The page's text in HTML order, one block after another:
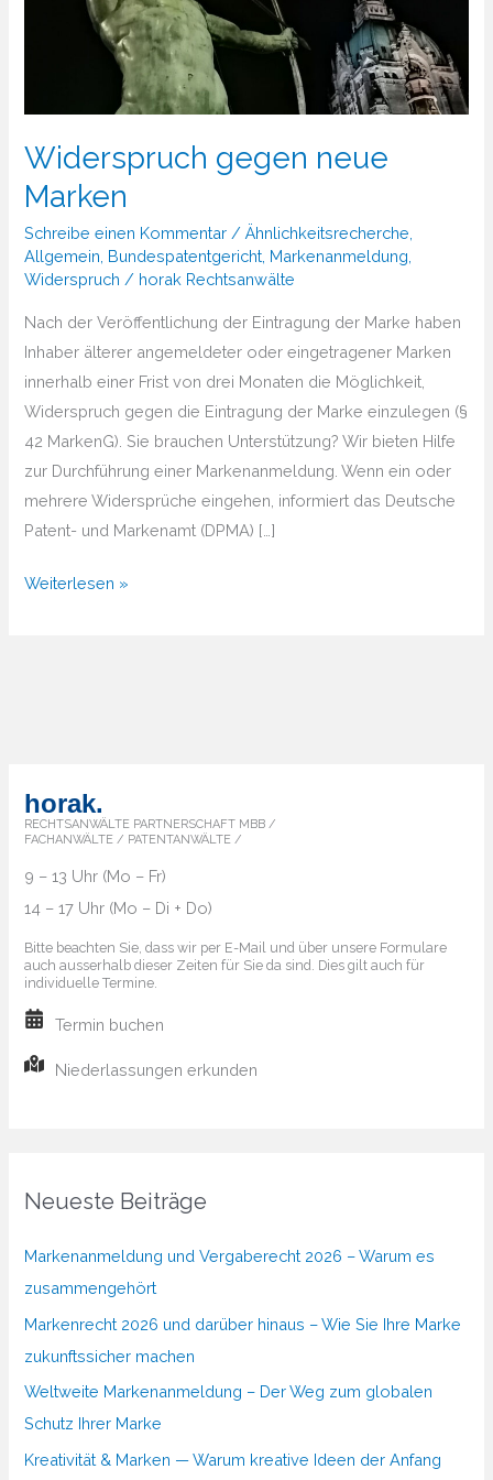
Widerspruch gegen neue
Marken
Schreibe einen Kommentar /Ähnlichkeitsrecherche
Allgemein Bundespatentgericht Markenanmeldung
Widerspruch / horak Rechtsanwälte
Nach der Veröffentlichung der Eintragung der Marke haben
Inhaber älterer angemeldeter oder eingetragener Marken
innerhalb einer Frist von drei Monaten die Möglichkeit,
Widerspruch gegen die Eintragung der Marke einzulegen (§
42 MarkenG). Sie brauchen Unterstützung?​ Wir bieten Hilfe
zur Durchführung einer Markenanmeldung. Wenn ein oder
mehrere Widersprüche eingehen, informiert das Deutsche
Patent- und Markenamt (DPMA) […]
Widerspruch
Weiterlesen »
horak.
RECHTSANWÄLTE PARTNERSCHAFT MBB /
FACHANWÄLTE / PATENTANWÄLTE /
9 – 13 Uhr (Mo – Fr)
14 – 17 Uhr (Mo – Di + Do)
Bitte beachten Sie, dass wir per E-Mail und über unsere Formulare
auch ausserhalb dieser Zeiten für Sie da sind. Dies gilt auch für
individuelle Termine.
Termin buchen
Niederlassungen erkunden
Neueste Beiträge
Markenanmeldung und Vergaberecht 2026 – Warum es
zusammengehört
Markenrecht 2026 und darüber hinaus – Wie Sie Ihre Marke
zukunftssicher machen
Weltweite Markenanmeldung – Der Weg zum globalen
Schutz Ihrer Marke
Kreativität & Marken — Warum kreative Ideen der Anfang